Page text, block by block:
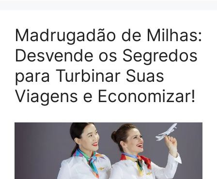
Madrugadão de Milhas:
Desvende os Segredos
para Turbinar Suas
Viagens e Economizar!